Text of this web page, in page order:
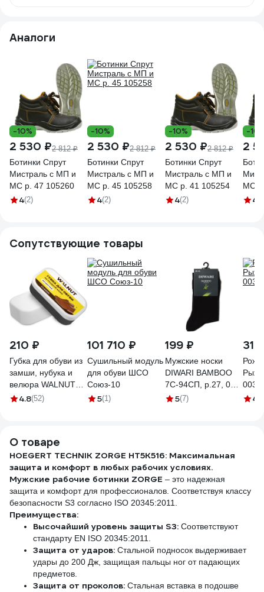
Аналоги
-10%
2 530 ₽2 812 ₽
Ботинки Спрут
Мистраль с МП и
МС р. 47 105260
4(2)
-10%
2 530 ₽2 812 ₽
Ботинки Спрут
Мистраль с МП и
МС р. 45 105258
4(2)
-10%
2 530 ₽2 812 ₽
Ботинки Спрут
Мистраль с МП и
МС р. 41 105254
4(2)
-
2
МС
4
Сопутствующие товары
210 ₽
Губка для обуви из
замши, нубука и
велюра WALNUT
Classic WLN0454
4.8(52)
101 710 ₽
Сушильный модуль
для обуви ШСО
Союз-10
5(1)
199 ₽
Мужские носки
DIWARI BAMBOO
7С-94СП, р.27, 000
черный
5(7) 4.5
О товаре
HOEGERT TECHNIK ZORGE HT5K516: Максимальная
защита и комфорт в любых рабочих условиях.
Мужские рабочие ботинки ZORGE – это надежная
защита и комфорт для профессионалов. Соответствуя классу
безопасности S3 согласно ISO 20345:2011.
Преимущества:
Высочайший уровень защиты S3: Соответствуют
стандарту EN ISO 20345:2011.
Защита от ударов: Стальной подносок выдерживает
удары до 200 Дж, защищая пальцы ног от падающих
предметов.
Защита от проколов: Стальная вставка в подошве